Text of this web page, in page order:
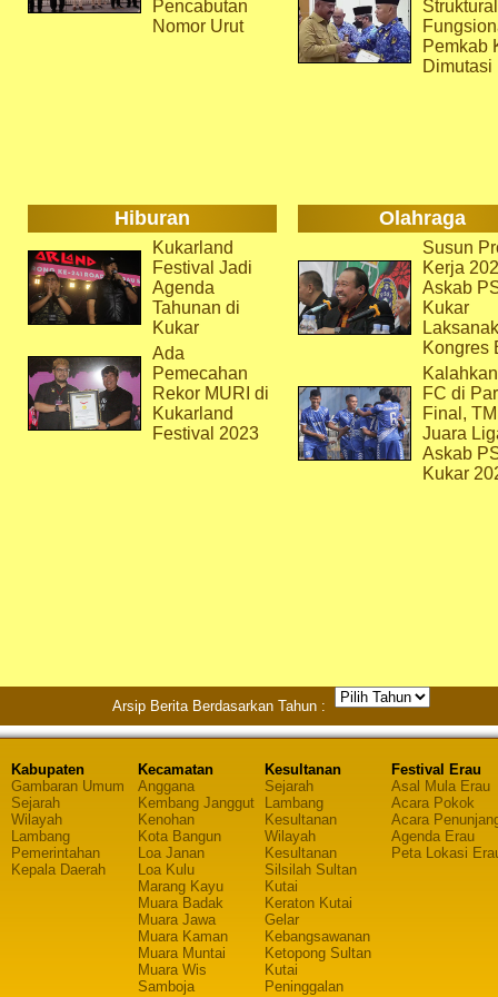
Pencabutan
Nomor Urut
Pemkab
Dimutasi
Hiburan Olahraga
Kukarland
Festival Jadi
Agenda
Tahunan di
Kukar
Ada
Pemecahan
Rekor MURI di
Kukarland
Festival 2023
Susun
Kerja
Askab
Kukar
Kongres
FC di
Final,
Juara
Askab
Kukar
Arsip Berita Berdasarkan Tahun :
Kabupaten
Gambaran Umum
Sejarah
Wilayah
Lambang
Pemerintahan
Kepala Daerah
Kecamatan
Anggana
Kembang Janggut
Kenohan
Kota Bangun
Loa Janan
Loa Kulu
Marang Kayu
Muara Badak
Muara Jawa
Muara Kaman
Muara Muntai
Muara Wis
Samboja
Kesultanan
Sejarah
Lambang
Kesultanan
Wilayah
Kesultanan
Silsilah Sultan
Kutai
Keraton Kutai
Gelar
Kebangsawanan
Ketopong Sultan
Kutai
Peninggalan
Festival Erau
Asal Mula Erau
Acara Pokok
Acara
Agenda Erau
Peta Lokasi